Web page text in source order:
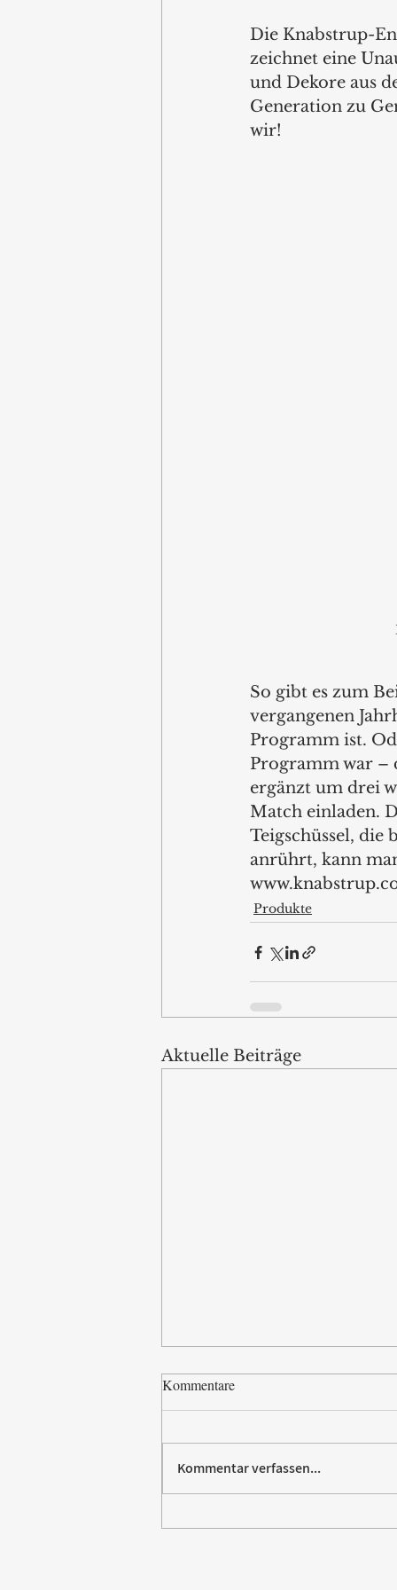
Die Knabstrup-
zeichnet eine
und Dekore aus
Generation zu
wir!
So gibt es zum
vergangenen
Programm ist.
Programm war –
ergänzt um drei
Match einladen.
Teigschüssel, die
anrührt, kann
Produkte
Aktuelle Beiträge
Kommentare
Kommentar verfassen...